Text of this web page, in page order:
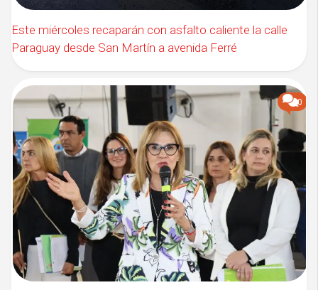
Este miércoles recaparán con asfalto caliente la calle
Paraguay desde San Martín a avenida Ferré
0